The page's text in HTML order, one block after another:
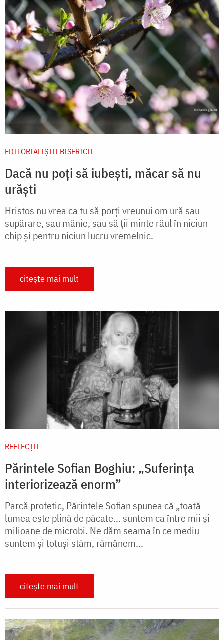
EDITORIALIȘTII BISERICII
Dacă nu poți să iubești, măcar să nu
urăști
Hristos nu vrea ca tu să porți vreunui om ură sau
supărare, sau mânie, sau să ții minte răul în niciun
chip și pentru niciun lucru vremelnic.
citește mai mult
REFLECȚII
Părintele Sofian Boghiu: „Suferința
interiorizează enorm”
Parcă profetic, Părintele Sofian spunea că „toată
lumea este plină de păcate... suntem ca între mii și
milioane de microbi. Ne dăm seama în ce mediu
suntem și totuși stăm, rămânem...
citește mai mult